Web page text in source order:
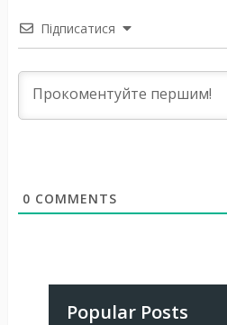
Підписатися
0 COMMENTS
Popular Posts